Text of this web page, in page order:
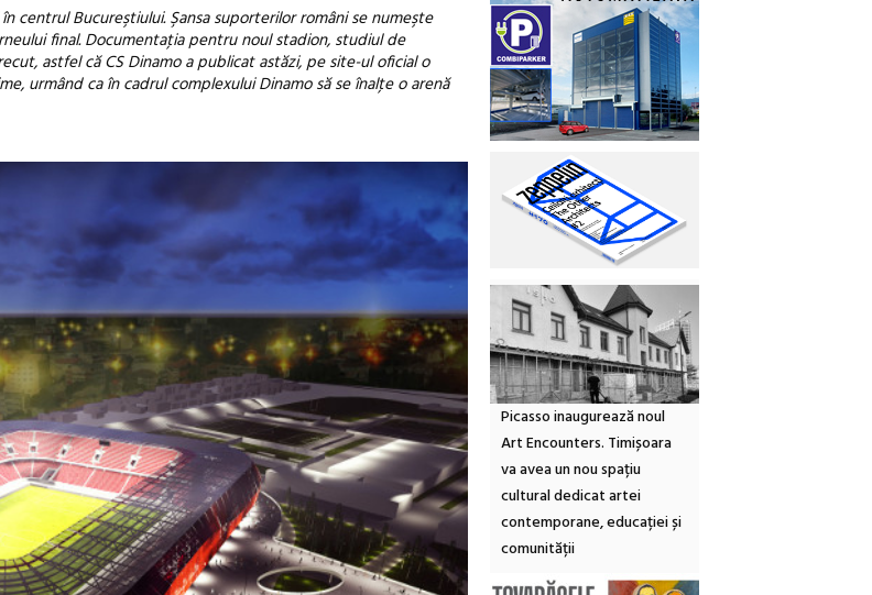
centrul Bucureştiului. Şansa suporterilor români se numeşte
final. Documentaţia pentru noul stadion, studiul de
astfel că CS Dinamo a publicat astăzi, pe site-ul oficial o
urmând ca în cadrul complexului Dinamo să se înalţe o arenă
Picasso inaugurează noul
Art Encounters. Timișoara
va avea un nou spațiu
cultural dedicat artei
contemporane, educației și
comunității